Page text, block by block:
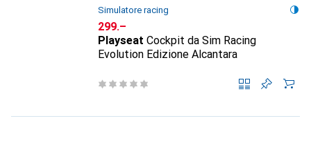
Simulatore racing
CHF
299.–
Playseat Cockpit da Sim Racing
Evolution Edizione Alcantara